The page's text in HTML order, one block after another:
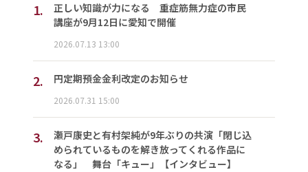
1.
正しい知識が力になる 重症筋無力症の市民
講座が9月12日に愛知で開催
2026.07.13 13:00
2. 円定期預金金利改定のお知らせ
2026.07.31 15:00
3.
瀬戸康史と有村架純が9年ぶりの共演「閉じ込
められているものを解き放ってくれる作品に
なる」 舞台「キュー」【インタビュー】